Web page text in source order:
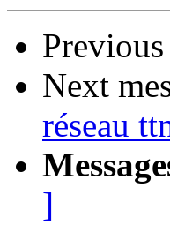
Next
réseau
]